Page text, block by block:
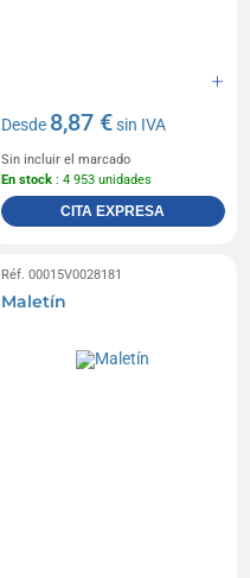
Desde 8,87 €sin IVA
Sin incluir el marcado
En stock : 4 953 unidades
CITA EXPRESA
Réf. 00015V0028181
Maletín